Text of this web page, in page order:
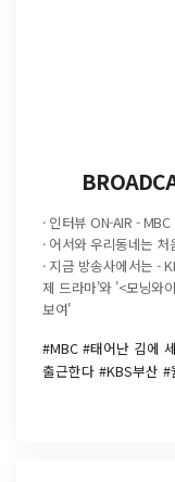
· 인터뷰 ON-AIR -
· 어서와 우리동네는
· 지금 방송사에서는 -
제 드라마'와 '<모닝와
보여'
#MBC #태어난 김에
출근한다 #KBS부산